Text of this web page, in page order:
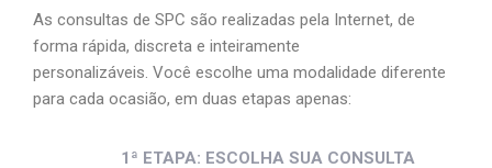
As consultas de SPC são realizadas pela Internet, de
forma rápida, discreta e inteiramente
personalizáveis. Você escolhe uma modalidade diferente
para cada ocasião, em duas etapas apenas:
1ª ETAPA: ESCOLHA SUA CONSULTA